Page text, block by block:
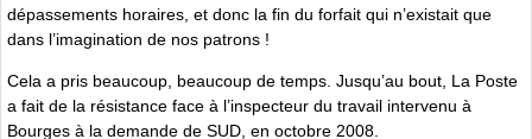
dépassements horaires, et donc la fin du forfait qui n’existait que
dans l’imagination de nos patrons !
Cela a pris beaucoup, beaucoup de temps. Jusqu’au bout, La Poste
a fait de la résistance face à l’inspecteur du travail intervenu à
Bourges à la demande de SUD, en octobre 2008.